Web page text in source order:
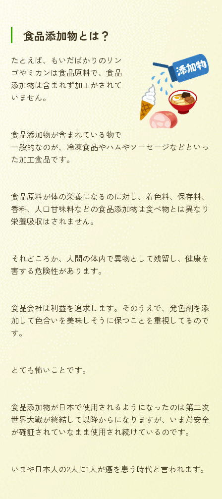
食品添加物とは？
たとえば、もいだばかりのリン
ゴやミカンは食品原料で、食品
添加物は含まれず加工がされて
いません。
食品添加物が含まれている物で
一般的なのが、冷凍食品やハムやソーセージなどといっ
た加工食品です。
食品原料が体の栄養になるのに対し、着色料、保存料、
香料、人口甘味料などの食品添加物は食べ物とは異なり
栄養吸収はされません。
それどころか、人間の体内で異物として残留し、健康を
害する危険性があります。
食品会社は利益を追求します。そのうえで、発色剤を添
加して色合いを美味しそうに保つことを重視してるので
す。
とても怖いことです。
食品添加物が日本で使用されるようになったのは第二次
世界大戦が終結して以降からになりますが、いまだ安全
が確証されていなまま使用され続けているのです。
いまや日本人の2人に1人が癌を患う時代と言われます。